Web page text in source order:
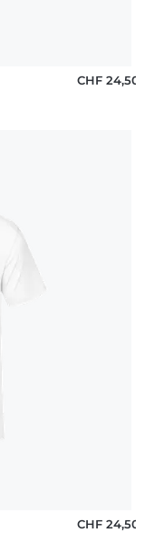
CHF 24,50
CHF 24,50